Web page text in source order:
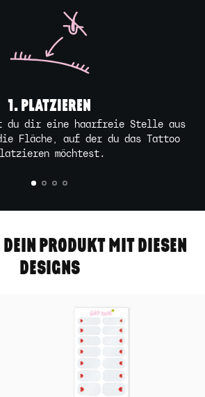
1. PLATZIEREN
du dir eine haarfreie Stelle aus
Fläche, auf der du das Tattoo
möchtest.
PRODUKT MIT DIESEN
DESIGNS